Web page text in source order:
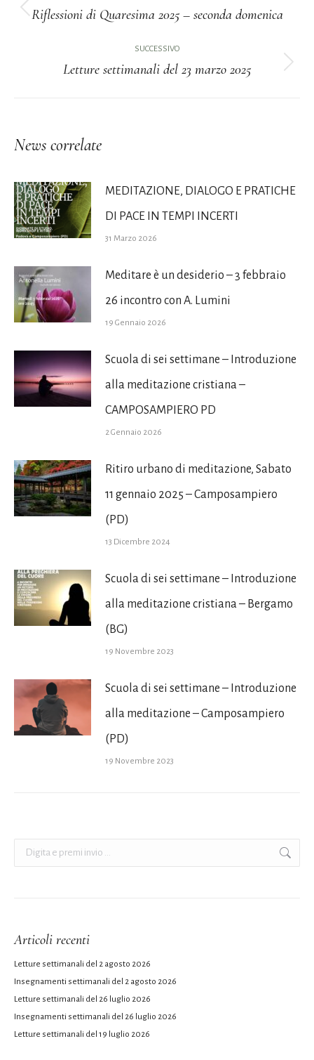
tra
Post
precedente:
Riflessioni di Quaresima 2025 – seconda domenica
SUCCESSIVO
Prossimo
Letture settimanali del 23 marzo 2025
News correlate
MEDITAZIONE, DIALOGO E PRATICHE
DI PACE IN TEMPI INCERTI
31 Marzo 2026
Meditare è un desiderio – 3 febbraio
26 incontro con A. Lumini
19 Gennaio 2026
Scuola di sei settimane – Introduzione
alla meditazione cristiana –
CAMPOSAMPIERO PD
2 Gennaio 2026
Ritiro urbano di meditazione, Sabato
11 gennaio 2025 – Camposampiero
(PD)
13 Dicembre 2024
Scuola di sei settimane – Introduzione
alla meditazione cristiana – Bergamo
(BG)
19 Novembre 2023
Scuola di sei settimane – Introduzione
alla meditazione – Camposampiero
(PD)
19 Novembre 2023
Articoli recenti
Letture settimanali del 2 agosto 2026
Insegnamenti settimanali del 2 agosto 2026
Letture settimanali del 26 luglio 2026
Insegnamenti settimanali del 26 luglio 2026
Letture settimanali del 19 luglio 2026